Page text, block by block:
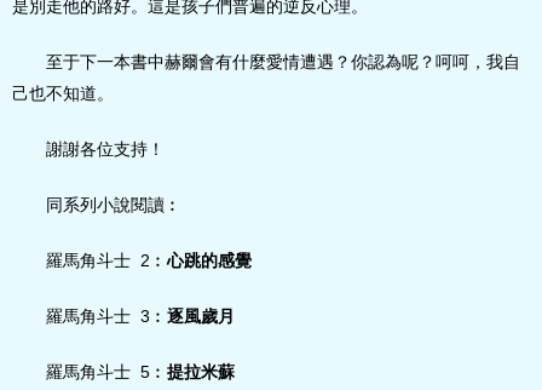
是別走他的路好。這是孩子們普遍的逆反心理。
至于下一本書中赫爾會有什麼愛情遭遇？你認為呢？呵呵，我自
己也不知道。
謝謝各位支持！
同系列小說閱讀︰
羅馬角斗士 2︰ 心跳的感覺
羅馬角斗士 3︰ 逐風歲月
羅馬角斗士 5︰ 提拉米蘇